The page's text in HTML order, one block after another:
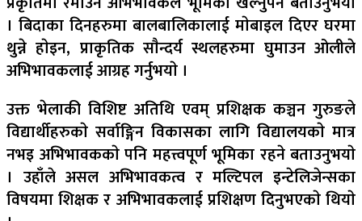
। बिदाका दिनहरुमा बालबालिकालाई माेबाइल दिएर घरमा
थुन्ने हाेइन, प्राकृतिक साैन्दर्य स्थलहरुमा घुमाउन ओलीले
अभिभावकलाई आग्रह गर्नुभयाे ।
उक्त भेलाकी विशिष्ट अतिथि एवम् प्रशिक्षक कञ्चन गुरुङले
विद्यार्थीहरुकाे सर्वाङ्गिन विकासका लागि विद्यालयकाे मात्र
नभइ अभिभावककाे पनि महत्त्वपूर्ण भूमिका रहने बताउनुभयाे
। उहाँले असल अभिभावकत्व र मल्टिपल इन्टेलिजेन्सका
विषयमा शिक्षक र अभिभावकलाई प्रशिक्षण दिनुभएकाे थियाे